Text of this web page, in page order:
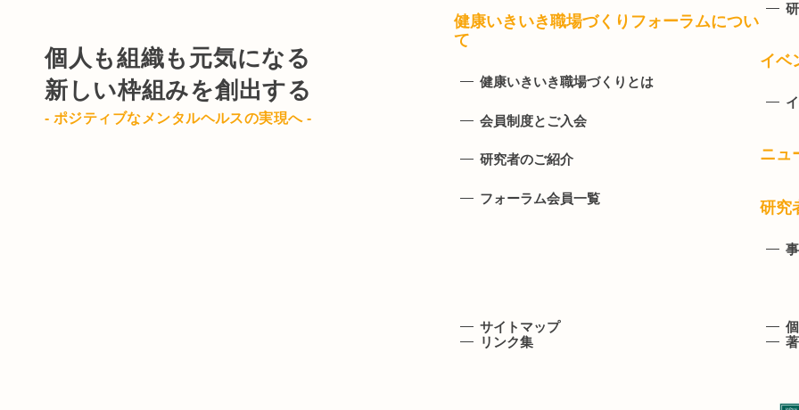
個人も組織も元気になる
新しい枠組みを創出する
- ポジティブなメンタルヘルスの実現へ -
健康いきいき職場づくりフォーラムについ
て
健康いきいき職場づくりとは
会員制度とご入会
研究者のご紹介
フォーラム会員一覧
イベ
ニュ
研究
サイトマップ
リンク集